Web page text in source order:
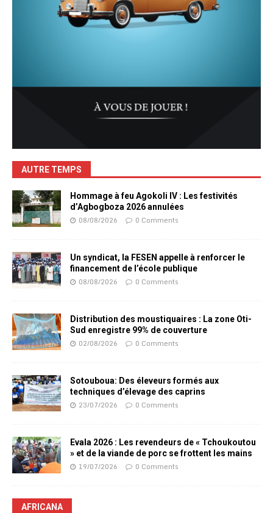
AUTRE TEMPS
Hommage à feu Agokoli IV : Les festivités
d’Agbogboza 2026 annulées
08/08/2026 0 Comments
Un syndicat, la FESEN appelle à renforcer le
financement de l’école publique
08/08/2026 0 Comments
Distribution des moustiquaires : La zone Oti-
Sud enregistre 99% de couverture
02/08/2026 0 Comments
Sotouboua: Des éleveurs formés aux
techniques d’élevage des caprins
23/07/2026 0 Comments
Evala 2026 : Les revendeurs de « Tchoukoutou
» et de la viande de porc se frottent les mains
19/07/2026 0 Comments
AFRICANA